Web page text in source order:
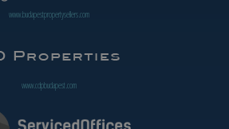
www.budapestpropertysellers.com
www.cdpbudapest.com